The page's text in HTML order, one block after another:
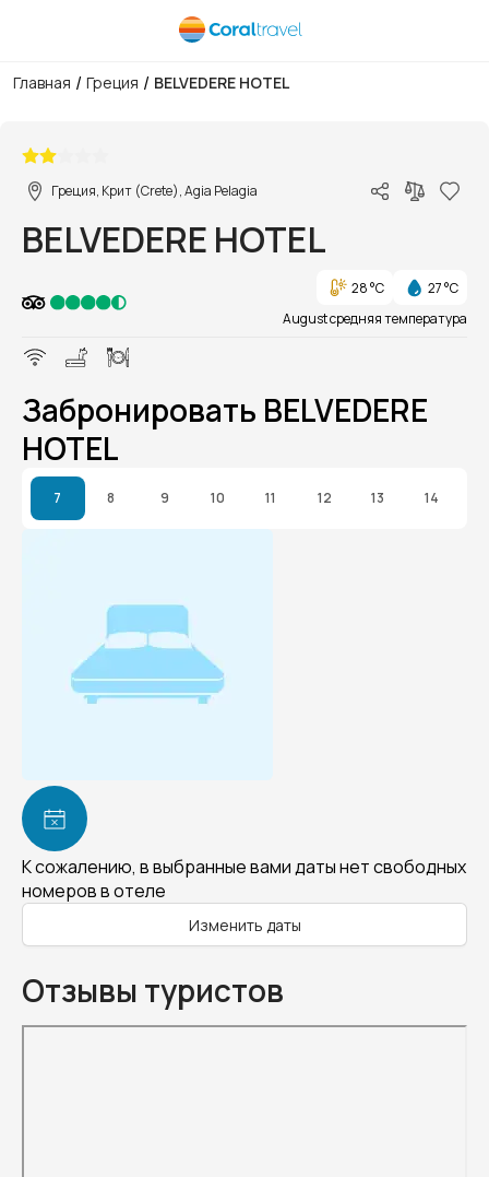
Главная / Греция / BELVEDERE HOTEL
Греция, Крит (Crete), Agia Pelagia
BELVEDERE HOTEL
28 °C
27 °C
August средняя температура
Забронировать BELVEDERE
HOTEL
7 8 9 10 11 12 13 14
К сожалению, в выбранные вами даты нет свободных
номеров в отеле
Изменить даты
Отзывы туристов